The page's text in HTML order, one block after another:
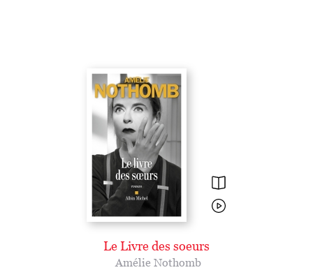
Le Livre des soeurs
Amélie Nothomb